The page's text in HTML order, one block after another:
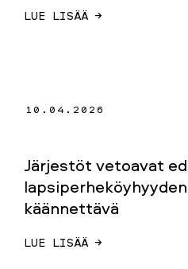
LUE LISÄÄ →
10.04.2026
Järjestöt vetoavat
käännettävä
LUE LISÄÄ →